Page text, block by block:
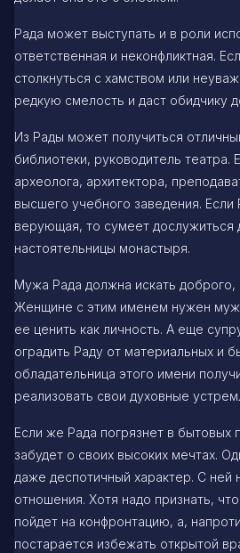
Рада может выступать и в роли
ответственная и неконфликтная.
столкнуться с хамством или
редкую смелость и даст обидчику
Из Рады может получиться
библиотеки, руководитель театра.
археолога, архитектора,
высшего учебного заведения.
верующая, то сумеет дослужиться
настоятельницы монастыря.
Мужа Рада должна искать доброго,
Женщине с этим именем нужен
ее ценить как личность. А еще
оградить Раду от материальных и
обладательница этого имени
реализовать свои духовные
Если же Рада погрязнет в бытовых
забудет о своих высоких мечтах.
даже деспотичный характер. С ней
отношения. Хотя надо признать,
пойдет на конфронтацию, а,
постарается избежать открытой